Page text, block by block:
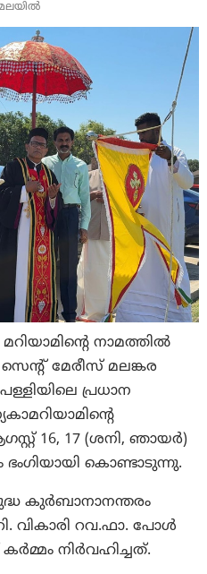
നാമത്തില്‍
മേരീസ് മലങ്കര
പ്രധാന
16, 17 (ശനി, ഞായര്‍)
ഭംഗിയായി കൊണ്ടാടുന്നു.
കുര്‍ബാനാനന്തരം
വികാരി റവ.ഫാ. പോള്‍
കര്‍മ്മം നിര്‍വഹിച്ചത്.